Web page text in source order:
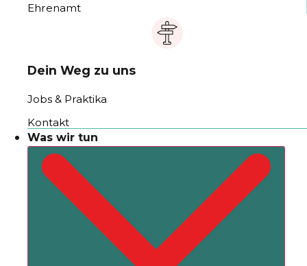
Ehrenamt
Dein Weg zu uns
Jobs & Praktika
Kontakt
Was wir tun